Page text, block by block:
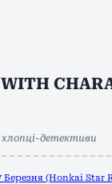
детективи
Березня (Honkai Star